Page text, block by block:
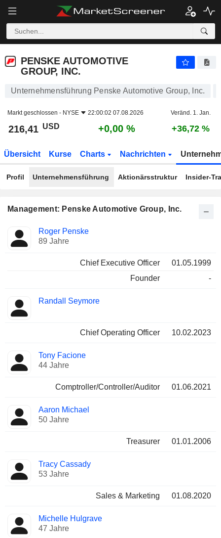
PENSKE AUTOMOTIVE
GROUP, INC.
Unternehmensführung Penske Automotive Group, Inc.
Markt geschlossen - NYSE 22:00:02 07.08.2026 Veränd. 1. Jan.
216,41 USD +0,00 % +36,72 %
Übersicht Kurse Charts Nachrichten
Profil Unternehmensführung Aktionärsstruktur Insider-
Management: Penske Automotive Group, Inc.
Manager
Besetzte
Positionen
Roger Penske
89 Jahre
Chief Executive Officer
01.05.1999
Founder
-
Randall Seymore
Chief Operating Officer 10.02.2023
Tony Facione
44 Jahre
Comptroller/Controller/Auditor 01.06.2021
Aaron Michael
50 Jahre
Treasurer 01.01.2006
Tracy Cassady
53 Jahre
Sales & Marketing 01.08.2020
Michelle Hulgrave
47 Jahre